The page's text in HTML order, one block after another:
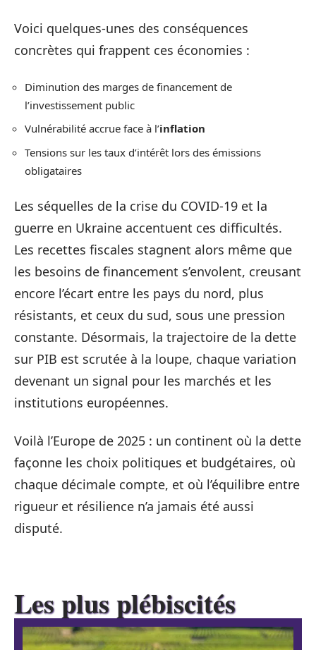
Voici quelques-unes des conséquences
concrètes qui frappent ces économies :
Diminution des marges de financement de
l’investissement public
Vulnérabilité accrue face à l’inflation
Tensions sur les taux d’intérêt lors des émissions
obligataires
Les séquelles de la crise du COVID-19 et la
guerre en Ukraine accentuent ces difficultés.
Les recettes fiscales stagnent alors même que
les besoins de financement s’envolent, creusant
encore l’écart entre les pays du nord, plus
résistants, et ceux du sud, sous une pression
constante. Désormais, la trajectoire de la dette
sur PIB est scrutée à la loupe, chaque variation
devenant un signal pour les marchés et les
institutions européennes.
Voilà l’Europe de 2025 : un continent où la dette
façonne les choix politiques et budgétaires, où
chaque décimale compte, et où l’équilibre entre
rigueur et résilience n’a jamais été aussi
disputé.
Les plus plébiscités